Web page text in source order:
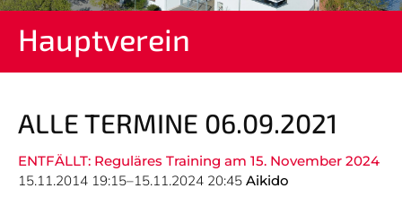
Hauptverein
ALLE TERMINE 06.09.2021
ENTFÄLLT: Reguläres Training am 15. November 2024
15.11.2014 19:15–15.11.2024 20:45 Aikido
GARDE
GESUNDHEITSSPORT
KINDERTURNEN
KYUDO
REHASPORT
TAEKWONDO
TENNIS
Navigation
überspringen
SVO
INFO